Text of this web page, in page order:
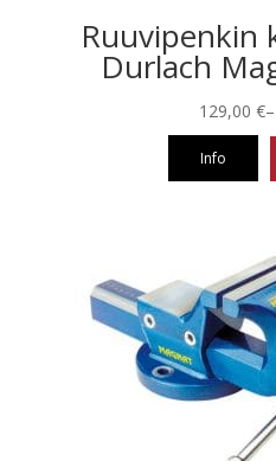
Ruuvipenkin
Durlach
–
129,00 €
Info
useampi
muunnelma.